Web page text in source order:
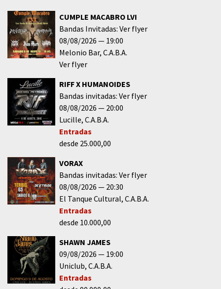
CUMPLE MACABRO LVI
Bandas Invitadas: Ver flyer
08/08/2026
19:00
Melonio Bar C.A.B.A.
Ver flyer
RIFF X HUMANOIDES
Bandas invitadas: Ver flyer
08/08/2026
20:00
Lucille C.A.B.A.
Entradas
desde 25.000,00
VORAX
Bandas invitadas: Ver flyer
08/08/2026
20:30
El Tanque Cultural C.A.B.A.
Entradas
desde 10.000,00
SHAWN JAMES
09/08/2026
19:00
Uniclub C.A.B.A.
Entradas